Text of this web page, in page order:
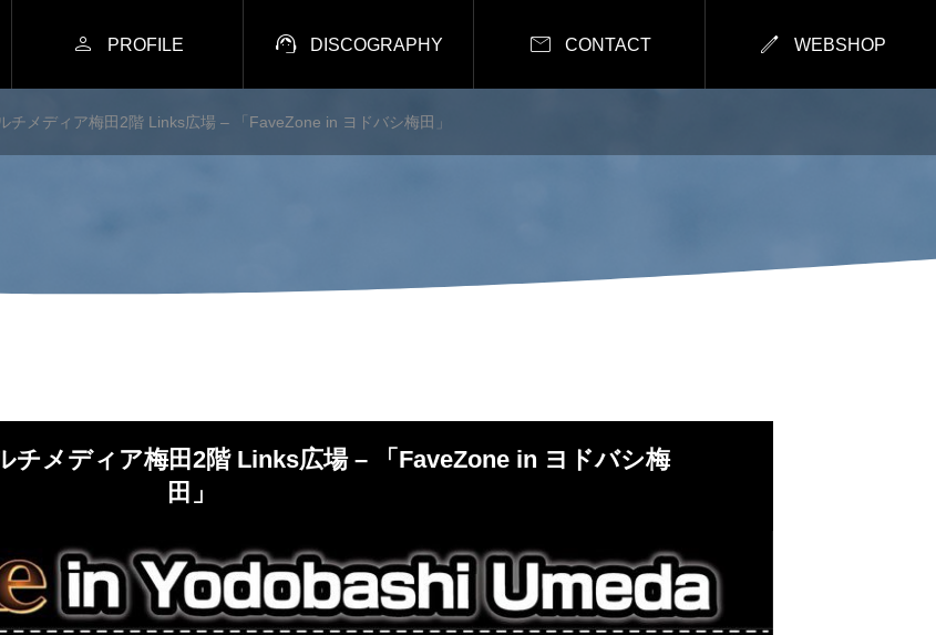
 PROFILE  DISCOGRAPHY  CONTACT  WEBSHOP
チメディア梅田2階 Links広場 – 「FaveZone in ヨドバシ梅田」
チメディア梅田2階 Links広場 – 「FaveZone in ヨドバシ梅
田」